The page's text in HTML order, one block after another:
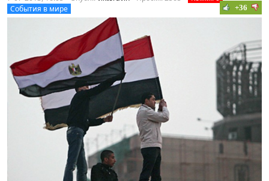
События в мире
+36